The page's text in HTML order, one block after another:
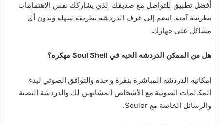
أفضل تطبيق للتواصل مع صديقك الذي يشاركك نفس الاهتمامات
بطريقة آمنة. انضم إلى غرف الدردشة بطريقة سهلة وبدون أي
مشاكل على جهازك.
هل من الممكن الدردشة الحية في Soul Shell مهكرة؟
إمكانية الدردشة المباشرة بنقرة واحدة والتوافق الصوتي لبدء
المكالمات الصوتية مع الأشخاص المشابهين لك والدردشة النصية
والرسائل الخاصة مع Souler.